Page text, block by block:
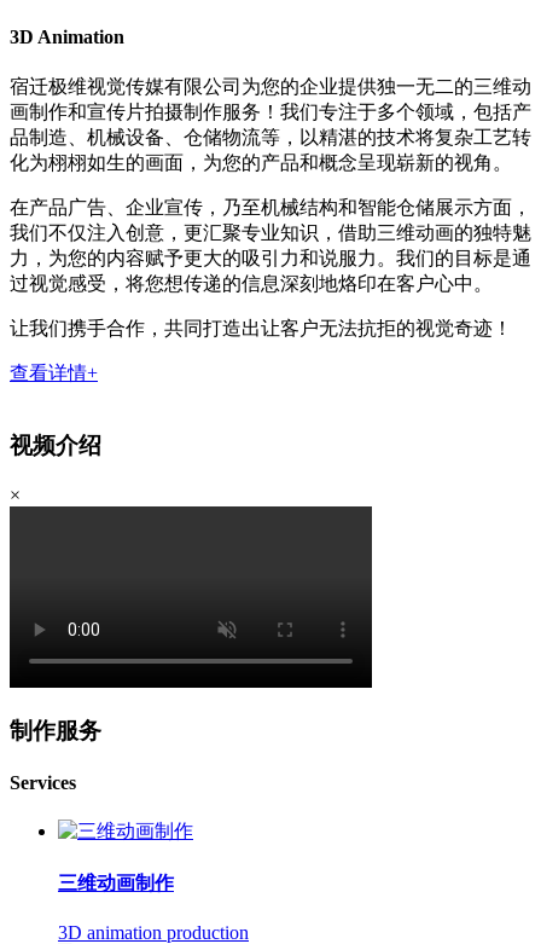
3D Animation
宿迁极维视觉传媒有限公司为您的企业提供独一无二的三维动
画制作和宣传片拍摄制作服务！我们专注于多个领域，包括产
品制造、机械设备、仓储物流等，以精湛的技术将复杂工艺转
化为栩栩如生的画面，为您的产品和概念呈现崭新的视角。
在产品广告、企业宣传，乃至机械结构和智能仓储展示方面，
我们不仅注入创意，更汇聚专业知识，借助三维动画的独特魅
力，为您的内容赋予更大的吸引力和说服力。我们的目标是通
过视觉感受，将您想传递的信息深刻地烙印在客户心中。
让我们携手合作，共同打造出让客户无法抗拒的视觉奇迹！
查看详情+
视频介绍
×
制作服务
Services
三维动画制作
3D animation production